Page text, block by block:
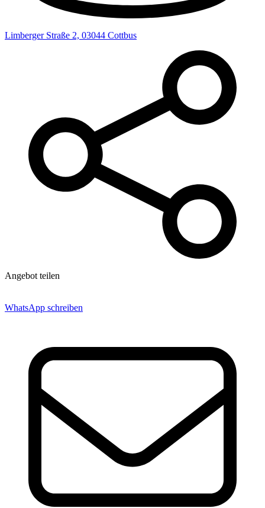
Limberger Straße 2, 03044 Cottbus
Angebot teilen
WhatsApp schreiben